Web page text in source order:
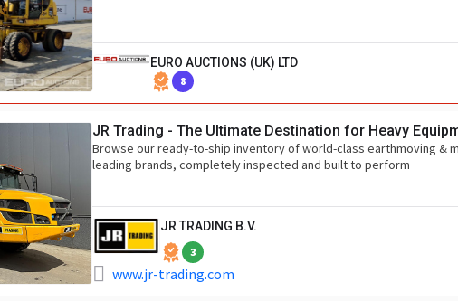
EURO AUCTIONS (UK) LTD
8
JR Trading - The Ultimate Destination for Heavy
Browse our ready-to-ship inventory of world-class earthmoving &
leading brands, completely inspected and built to perform
JR TRADING B.V.
3
www.jr-trading.com